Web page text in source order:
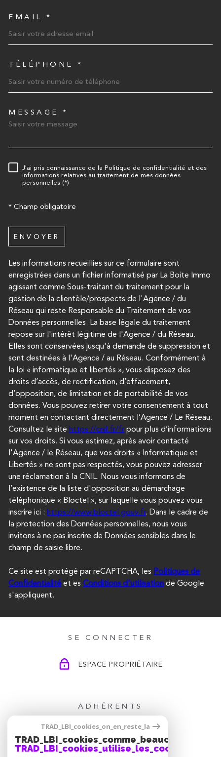
EMAIL *
TÉLÉPHONE *
MESSAGE *
RÈGLEMENTATION
J'ai pris connaissance de la Politique de confidentialité et des
informations relatives au traitement de mes données
personnelles (*)
* Champ obligatoire
ENVOYER
Les informations recueillies sur ce formulaire sont
enregistrées dans un fichier informatisé par La Boite Immo
agissant comme Sous-traitant du traitement pour la
gestion de la clientèle/prospects de l'Agence / du
Réseau qui reste Responsable du Traitement de vos
Données personnelles. La base légale du traitement
repose sur l'intérêt légitime de l'Agence / du Réseau.
Elles sont conservées jusqu'à demande de suppression et
sont destinées à l'Agence / au Réseau. Conformément à
la loi « informatique et libertés », vous disposez des
droits d’accès, de rectification, d’effacement,
d’opposition, de limitation et de portabilité de vos
données. Vous pouvez retirer votre consentement à tout
moment en contactant directement l’Agence / Le Réseau.
Consultez le site https://cnil.fr/fr pour plus d’informations
sur vos droits. Si vous estimez, après avoir contacté
l'Agence / le Réseau, que vos droits « Informatique et
Libertés » ne sont pas respectés, vous pouvez adresser
une réclamation à la CNIL. Nous vous informons de
l’existence de la liste d'opposition au démarchage
téléphonique « Bloctel », sur laquelle vous pouvez vous
inscrire ici : https://www.bloctel.gouv.fr. Dans le cadre de
la protection des Données personnelles, nous vous
invitons à ne pas inscrire de Données sensibles dans le
champ de saisie libre.
Ce site est protégé par reCAPTCHA, les Politiques de
Confidentialité et es Conditions d'utilisation de Google
s'appliquent.
SE CONNECTER
ESPACE PROPRIÉTAIRE
ADHÉRENTS
TRAD_LBI_cookies_on_en_reste_la
TRAD_LBI_cookies_utilise_les_cookies